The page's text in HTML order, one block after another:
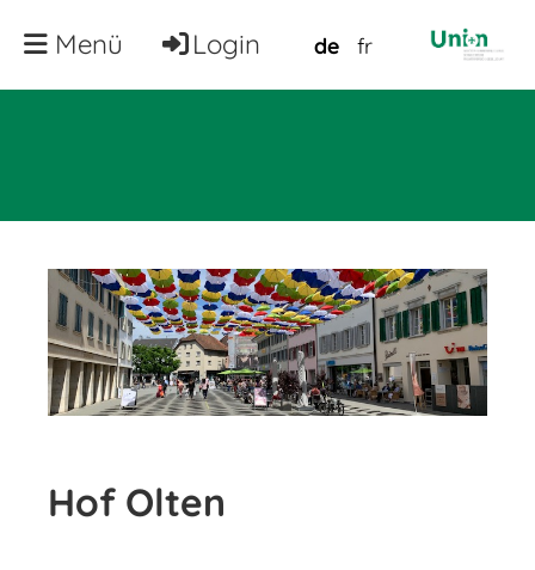
Login de fr
Menü
Hof Olten